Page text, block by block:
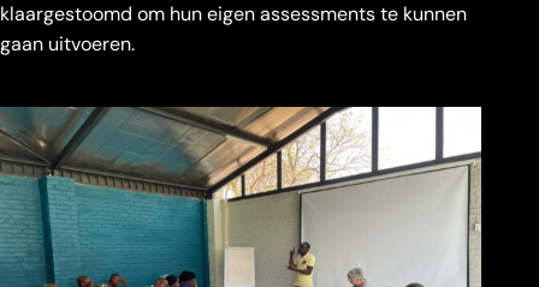
klaargestoomd om hun eigen assessments te kunnen
gaan uitvoeren.